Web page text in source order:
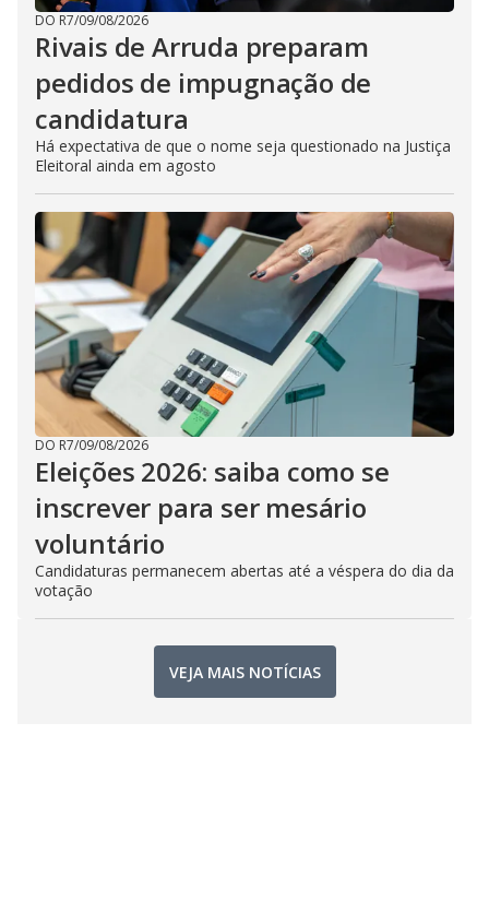
DO R7/09/08/2026
Rivais de Arruda preparam
pedidos de impugnação de
candidatura
Há expectativa de que o nome seja questionado na Justiça
Eleitoral ainda em agosto
DO R7/09/08/2026
Eleições 2026: saiba como se
inscrever para ser mesário
voluntário
Candidaturas permanecem abertas até a véspera do dia da
votação
VEJA MAIS NOTÍCIAS